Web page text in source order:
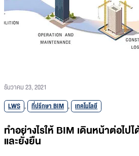
ธันวาคม 23, 2021
LWS , ที่ปรึกษา BIM , เทคโนโลยี
ทำอย่างไรให้ BIM เดินหน้าต่อไ
และยั่งยืน